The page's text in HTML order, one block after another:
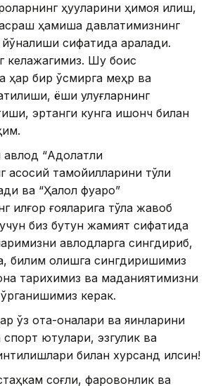
ҳуқуқларини ҳимоя қилиш,
ҳамиша давлатимизнинг
сифатида қаралади.
келажагимиз. Шу боис
ҳар бир ўсмирга меҳр ва
ёши улуғларнинг
эртанги кунга ишонч билан
“Адолатли
асосий тамойилларини тўлиқ
ва “Ҳалол фуқаро”
илғор ғояларига тўла жавоб
биз бутун жамият сифатида
авлодларга сингдириб,
билим олишга сингдиришимиз
тарихимиз ва маданиятимизни
керак.
ўз ота-оналари ва яқинларини
ютуқлари, эзгулик ва
билан хурсанд қилсин!
соғлиқ, фаровонлик ва